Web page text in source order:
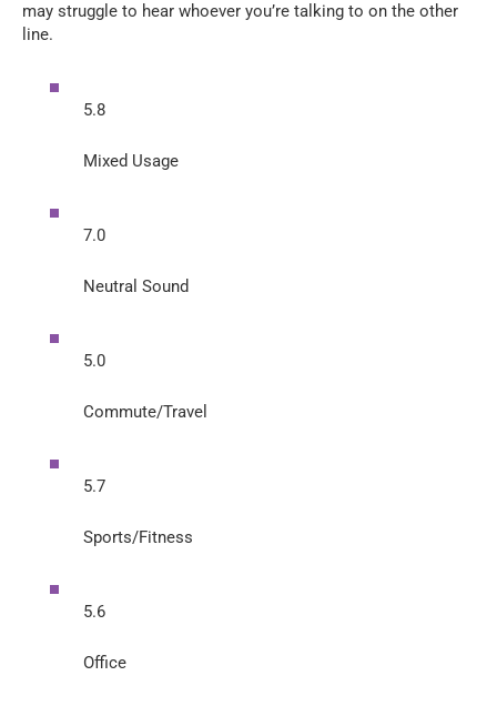
may struggle to hear whoever you’re talking to on the other
line.
5.8
Mixed Usage
7.0
Neutral Sound
5.0
Commute/Travel
5.7
Sports/Fitness
5.6
Office